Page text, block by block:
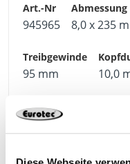
945965 8,0 x 235
95 mm 10,0
50 4250207476016